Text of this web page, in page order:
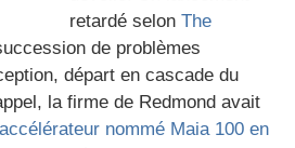
retardé selon The
de problèmes
départ en cascade du
la firme de Redmond avait
nommé Maia 100 en